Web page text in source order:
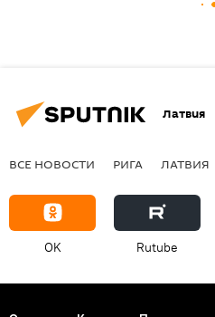
Латвия
ВСЕ НОВОСТИ РИГА ЛАТВИЯ
OK Rutube